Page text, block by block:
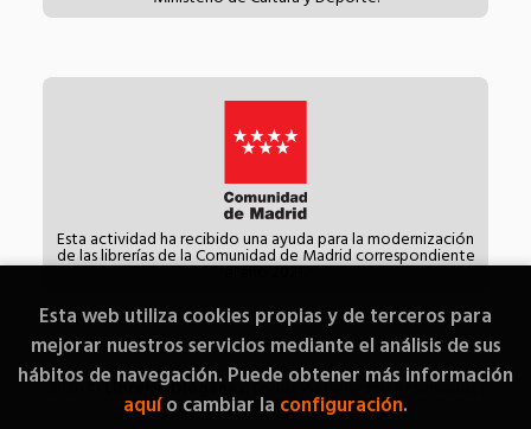
Esta actividad ha recibido una ayuda para la modernización
de las librerías de la Comunidad de Madrid correspondiente
al año 2021.
2026 ©Librería Diógenes. Todos los Derechos Reservados |
Grupo Trevenque
Esta web utiliza cookies propias y de terceros para
mejorar nuestros servicios mediante el análisis de sus
hábitos de navegación. Puede obtener más información
aquío cambiar la configuración.